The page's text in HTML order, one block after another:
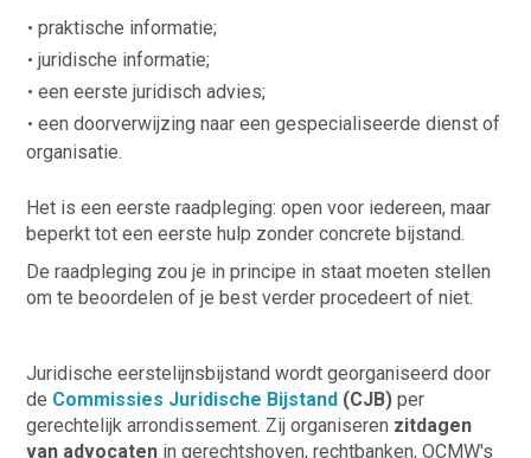
praktische informatie;
juridische informatie;
een eerste juridisch advies;
een doorverwijzing naar een gespecialiseerde dienst of
organisatie.
Het is een eerste raadpleging: open voor iedereen, maar
beperkt tot een eerste hulp zonder concrete bijstand.
De raadpleging zou je in principe in staat moeten stellen
om te beoordelen of je best verder procedeert of niet.
Juridische eerstelijnsbijstand wordt georganiseerd door
de Commissies Juridische Bijstand (CJB)per
gerechtelijk arrondissement. Zij organiseren zitdagen
van advocaten in gerechtshoven, rechtbanken, OCMW's